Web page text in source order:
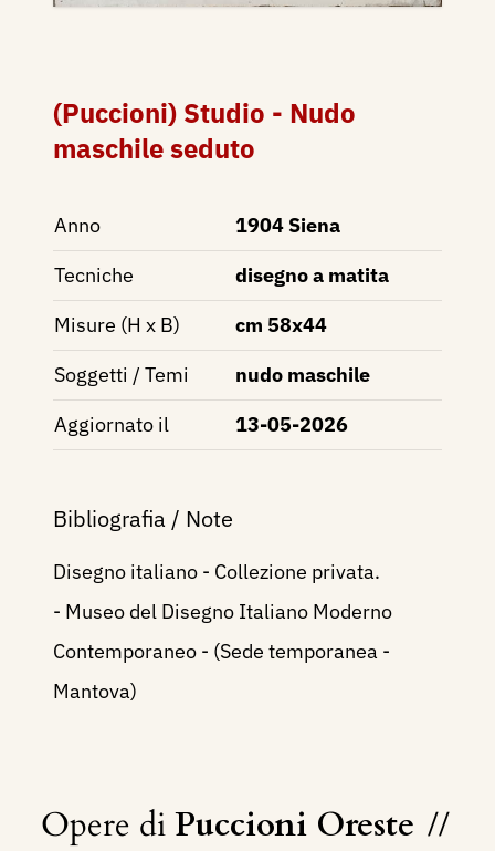
(Puccioni) Studio - Nudo
maschile seduto
Anno
1904 Siena
Tecniche
disegno a matita
Misure (H x B)
cm 58x44
Soggetti / Temi
nudo maschile
Aggiornato il
13-05-2026
Bibliografia / Note
Disegno italiano - Collezione privata.
- Museo del Disegno Italiano Moderno
Contemporaneo - (Sede temporanea -
Mantova)
Opere diPuccioni Oreste //